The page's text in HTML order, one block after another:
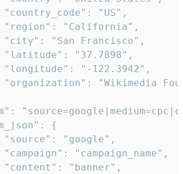
"US",
"California",
"San Francisco",
"37.7898",
"-122.3942",
"organization": "Wikimedia
{
"google",
"campaign": "campaign_name",
"banner",